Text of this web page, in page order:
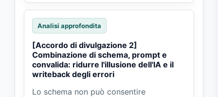
Analisi approfondita
[Accordo di divulgazione 2]
Combinazione di schema, prompt e
convalida: ridurre l'illusione dell'IA e il
writeback degli errori
Lo schema non può consentire